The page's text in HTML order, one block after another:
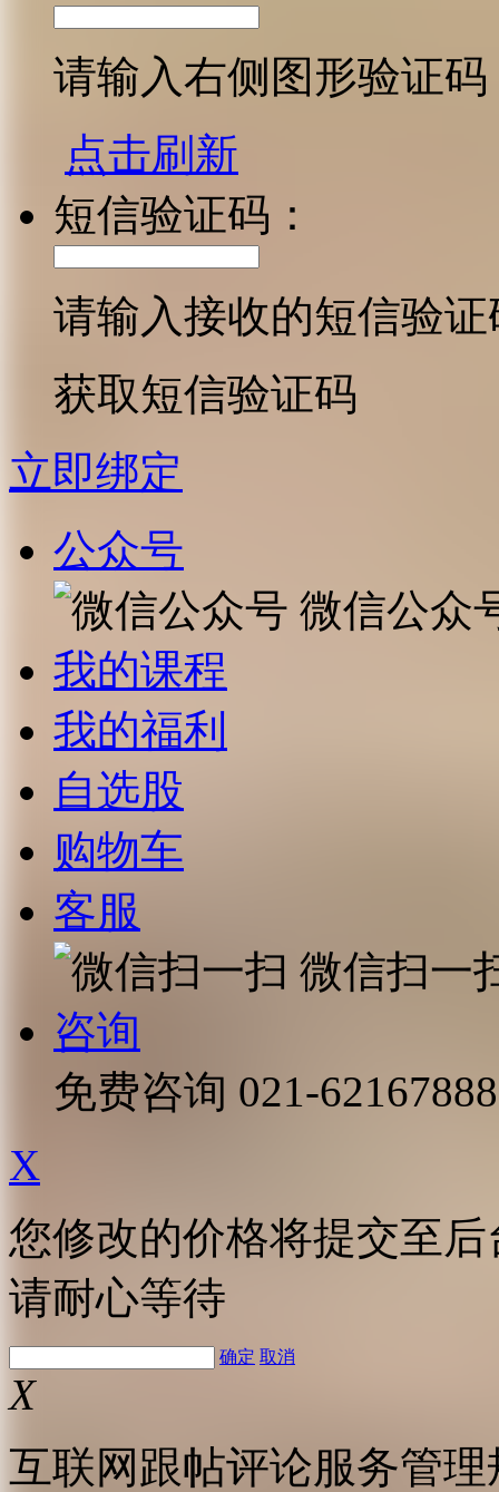
请输入右侧图形验证码
点击刷新
短信验证码：
请输入接收的短信验证
获取短信验证码
立即绑定
公众号
微信公众
我的课程
我的福利
自选股
购物车
客服
微信扫一
咨询
免费咨询 021-62167888
X
您修改的价格将提交至
请耐心等待
确定 取消
X
互联网跟帖评论服务管理